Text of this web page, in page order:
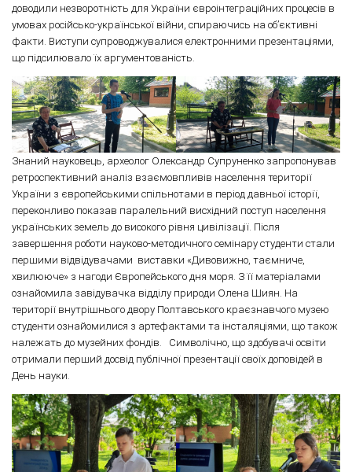
доводили незворотність для України євроінтеграційних процесів в
умовах російсько-української війни, спираючись на об’єктивні
факти. Виступи супроводжувалися електронними презентаціями,
що підсилювало їх аргументованість.
Знаний науковець, археолог Олександр Супруненко запропонував
ретроспективний аналіз взаємовпливів населення території
України з європейськими спільнотами в період давньої історії,
переконливо показав паралельний висхідний поступ населення
українських земель до високого рівня цивілізації. Після
завершення роботи науково-методичного семінару студенти стали
першими відвідувачами виставки «Дивовижно, таємниче,
хвилююче» з нагоди Європейського дня моря. З її матеріалами
ознайомила завідувачка відділу природи Олена Шиян. На
території внутрішнього двору Полтавського краєзнавчого музею
студенти ознайомилися з артефактами та інсталяціями, що також
належать до музейних фондів. Символічно, що здобувачі освіти
отримали перший досвід публічної презентації своїх доповідей в
День науки.